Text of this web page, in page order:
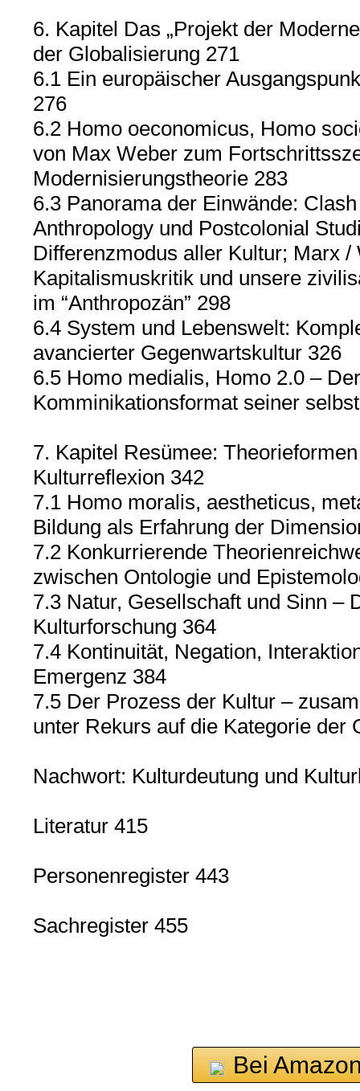
6. Kapitel Das „Projekt der
der Globalisierung 271
6.1 Ein europäischer
276
6.2 Homo oeconomicus, Homo
von Max Weber zum
Modernisierungstheorie 283
6.3 Panorama der Einwände:
Anthropology und Postcolonial
Differenzmodus aller Kultur; Marx /
Kapitalismuskritik und unsere
im “Anthropozän” 298
6.4 System und Lebenswelt:
avancierter Gegenwartskultur 326
6.5 Homo medialis, Homo 2.0 –
Komminikationsformat seiner
7. Kapitel Resümee:
Kulturreflexion 342
7.1 Homo moralis, aestheticus,
Bildung als Erfahrung der
7.2 Konkurrierende
zwischen Ontologie und
7.3 Natur, Gesellschaft und Sinn –
Kulturforschung 364
7.4 Kontinuität, Negation,
Emergenz 384
7.5 Der Prozess der Kultur –
unter Rekurs auf die Kategorie der
Nachwort: Kulturdeutung und
Literatur 415
Personenregister 443
Sachregister 455
Bei